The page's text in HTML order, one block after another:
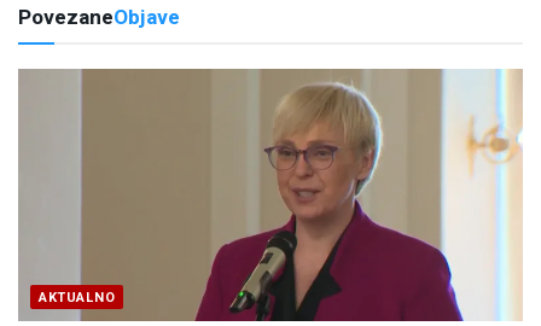
PovezaneObjave
AKTUALNO